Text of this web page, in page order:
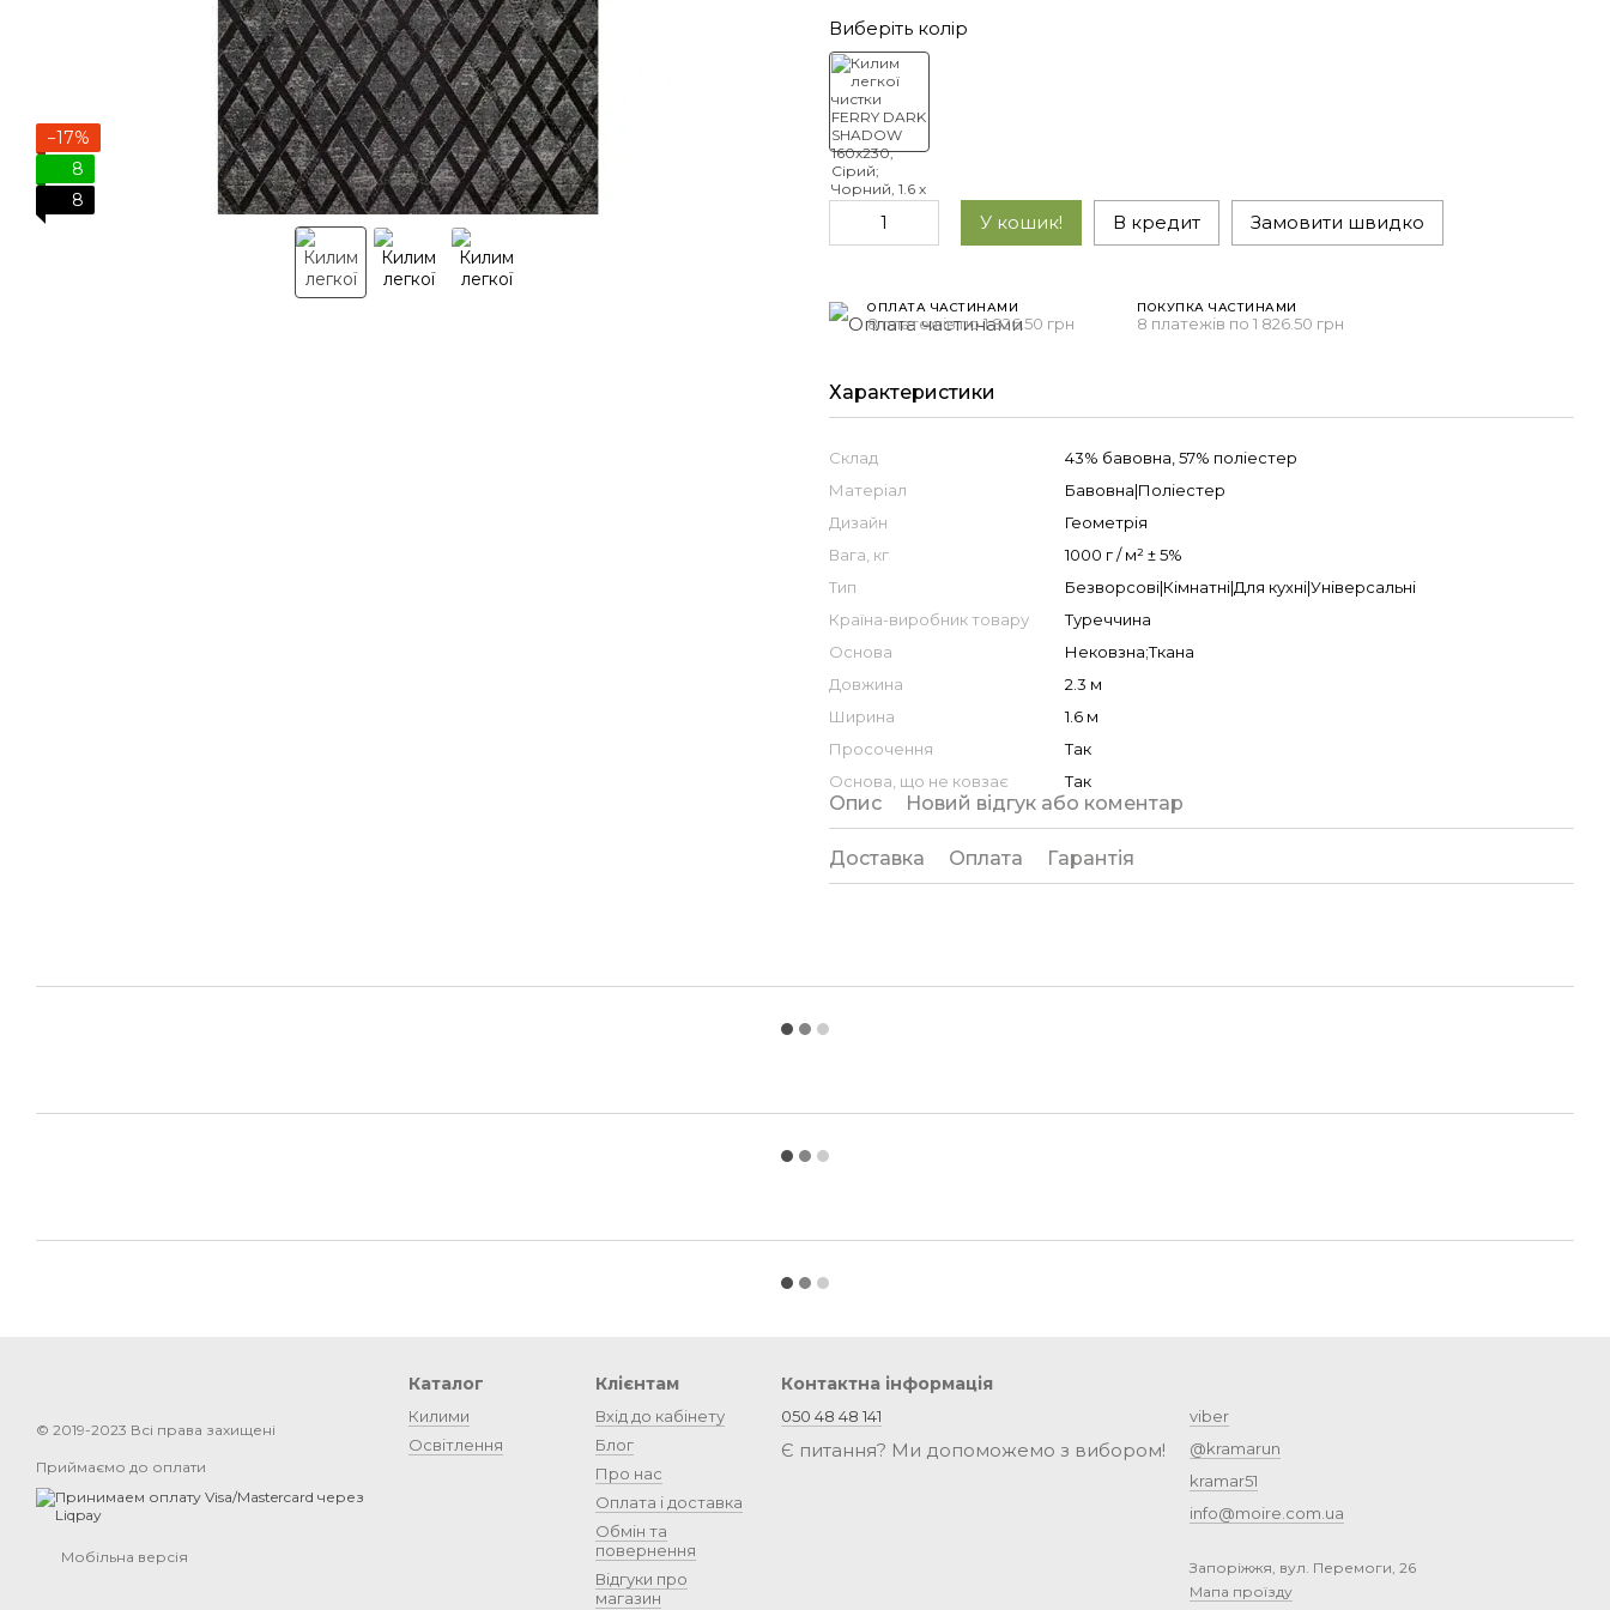
−17%
8
8
Виберіть колір
У кошик! В кредит Замовити швидко
ОПЛАТА ЧАСТИНАМИ
8 платежів по 1 826.50 грн
ПОКУПКА ЧАСТИНАМИ
8 платежів по 1 826.50 грн
Характеристики
Склад
43% бавовна, 57% поліестер
Матеріал
Бавовна|Поліестер
Дизайн
Геометрія
Вага, кг
1000 г / м² ± 5%
Тип
Безворсові|Кімнатні|Для кухні|Універсальні
Країна-виробник товару
Туреччина
Основа
Нековзна;Ткана
Довжина
2.3 м
Ширина
1.6 м
Просочення
Так
Основа, що не ковзає
Так
Опис Новий відгук або коментар
Доставка Оплата Гарантія
© 2019-2023 Всі права захищені
Приймаємо до оплати
Мобільна версія
Каталог
Килими
Освітлення
Клієнтам
Вхід до кабінету
Блог
Про нас
Оплата і доставка
Обмін та
повернення
Відгуки про
магазин
Контактна інформація
050 48 48 141
Є питання? Ми допоможемо з вибором!
viber
@kramarun
kramar51
info@moire.com.ua
Запоріжжя, вул. Перемоги, 26
Мапа проїзду